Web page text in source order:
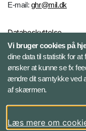
E-mail: ghr@mil.dk
Databeskyttelse
Følg
Facebook
Instagram
Vi bruger cookies på
dine data til statistik for
ønsker at kunne se fx
ændre dit samtykke ved
af skærmen.
Læs mere om